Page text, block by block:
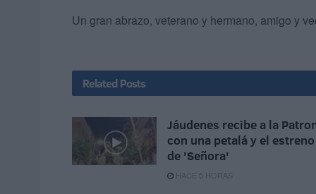
Un gran abrazo, veterano y hermano, amigo y
Related Posts
Jáudenes recibe a la
con una petalá y el estreno
de 'Señora'
HACE 5 HORAS